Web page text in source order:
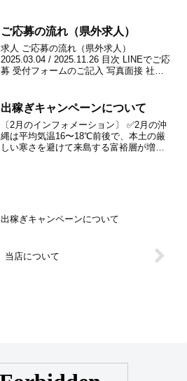
ご応募の流れ（県外求人）
求人 ご応募の流れ（県外求人）
2025.03.04 / 2025.11.26 目次 LINEでご応
募 受付フォームのご記入 写真面接 社内
LINEでご応募 ...
出稼ぎキャンペーンについて
〔2月のインフォメーション〕 ✅2月の沖
縄は平均気温16〜18℃前後で、本土の厳
しい寒さを避けて来島する富裕層が増え
出稼ぎキャンペーンについて
当店について